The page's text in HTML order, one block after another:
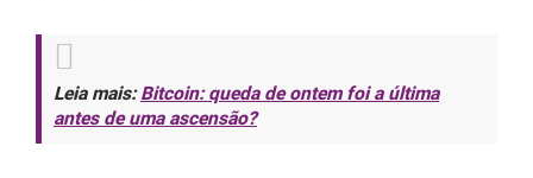
Leia mais:Bitcoin: queda de ontem foi a última
antes de uma ascensão?